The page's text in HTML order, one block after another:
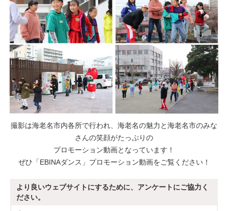
撮影は海老名市内各所で行われ、海老名の魅力と海老名市のみな
さんの笑顔がたっぷりの
プロモーション動画となっています！
ぜひ「EBINAダンス」プロモーション動画をご覧ください！
より良いウェブサイトにするために、アンケートにご協力く
ださい。